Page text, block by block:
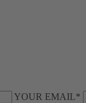
YOUR EMAIL*